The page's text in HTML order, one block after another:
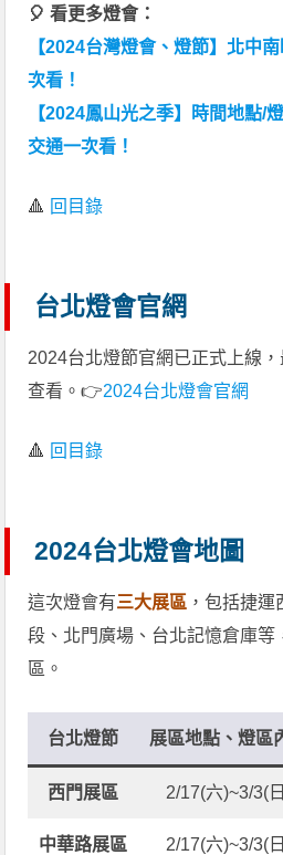
🎈 看更多燈會：
【2024台灣燈會、燈節】北中
次看！
【2024鳳山光之季】時間地點/
交通一次看！
🔺 回目錄
台北燈會官網
2024台北燈節官網已正式上線
查看。👉2024台北燈會官網
🔺 回目錄
2024台北燈會地圖
這次燈會有三大展區 ，包括捷
段、北門廣場、台北記憶倉庫等
區。
台北燈節 展區地點、燈區
西門展區 2/17(六)~3/3(
中華路展區 2/17(六)~3/3(